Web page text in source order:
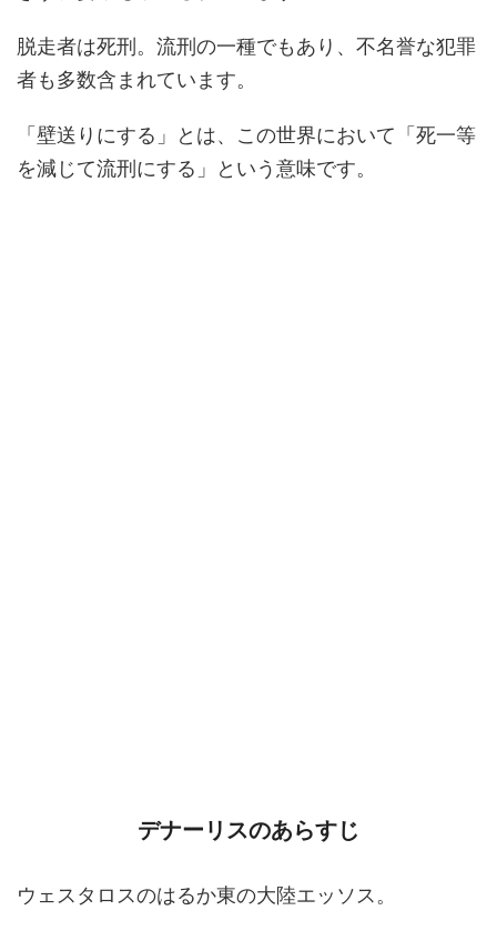
脱走者は死刑。流刑の一種でもあり、不名誉な犯罪
者も多数含まれています。
「壁送りにする」とは、この世界において「死一等
を減じて流刑にする」という意味です。
デナーリスのあらすじ
ウェスタロスのはるか東の大陸エッソス。